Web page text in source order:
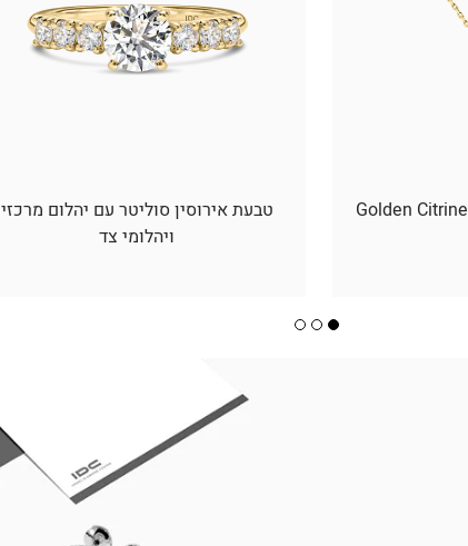
תליון סיטרין ויהלומים – Golden Citrine
טבעת אירוסין סוליטר עם יהלום מרכזי
ויהלומי צד